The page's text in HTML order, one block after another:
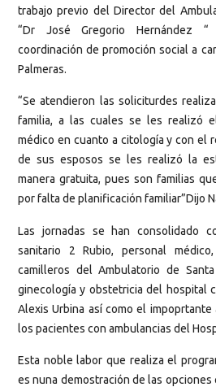
trabajo previo del Director del
“Dr José Gregorio Hernández
coordinación de promoción social a
Palmeras.
“Se atendieron las soliciturdes
familia, a las cuales se les realizó
médico en cuanto a citología y con el
de sus esposos se les realizó la
manera gratuita, pues son familias
por falta de planificación familiar”Dijo
Las jornadas se han consolidado
sanitario 2 Rubio, personal
camilleros del Ambulatorio de
ginecología y obstetricia del hospital
Alexis Urbina así como el
los pacientes con ambulancias del
Esta noble labor que realiza el
es nuna demostración de las